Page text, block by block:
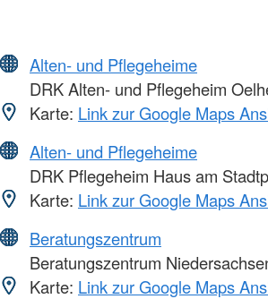
Alten- und Pflegeheime
DRK Alten- und Pflegeheim
Karte: Link zur Google Maps
Alten- und Pflegeheime
DRK Pflegeheim Haus am
Karte: Link zur Google Maps
Beratungszentrum
Beratungszentrum
Karte: Link zur Google Maps